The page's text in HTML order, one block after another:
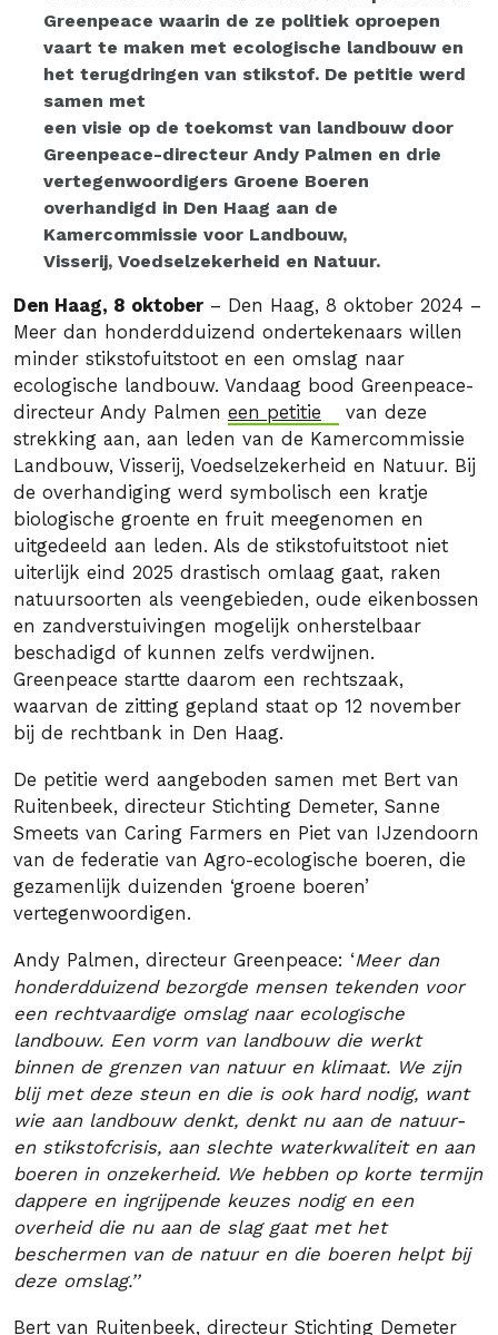
Greenpeace waarin de ze politiek oproepen
vaart te maken met ecologische landbouw en
het terugdringen van stikstof. De petitie werd
samen met
een visie op de toekomst van landbouw door
Greenpeace-directeur Andy Palmen en drie
vertegenwoordigers Groene Boeren
overhandigd in Den Haag aan de
Kamercommissie voor Landbouw,
Visserij, Voedselzekerheid en Natuur.
Den Haag, 8 oktober – Den Haag, 8 oktober 2024 –
Meer dan honderdduizend ondertekenaars willen
minder stikstofuitstoot en een omslag naar
ecologische landbouw. Vandaag bood Greenpeace-
directeur Andy Palmen een petitie
van deze
strekking aan, aan leden van de Kamercommissie
Landbouw, Visserij, Voedselzekerheid en Natuur. Bij
de overhandiging werd symbolisch een kratje
biologische groente en fruit meegenomen en
uitgedeeld aan leden. Als de stikstofuitstoot niet
uiterlijk eind 2025 drastisch omlaag gaat, raken
natuursoorten als veengebieden, oude eikenbossen
en zandverstuivingen mogelijk onherstelbaar
beschadigd of kunnen zelfs verdwijnen.
Greenpeace startte daarom een rechtszaak,
waarvan de zitting gepland staat op 12 november
bij de rechtbank in Den Haag.
De petitie werd aangeboden samen met Bert van
Ruitenbeek, directeur Stichting Demeter, Sanne
Smeets van Caring Farmers en Piet van IJzendoorn
van de federatie van Agro-ecologische boeren, die
gezamenlijk duizenden ‘groene boeren’
vertegenwoordigen.
Andy Palmen, directeur Greenpeace: ‘Meer dan
honderdduizend bezorgde mensen tekenden voor
een rechtvaardige omslag naar ecologische
landbouw. Een vorm van landbouw die werkt
binnen de grenzen van natuur en klimaat. We zijn
blij met deze steun en die is ook hard nodig, want
wie aan landbouw denkt, denkt nu aan de natuur-
en stikstofcrisis, aan slechte waterkwaliteit en aan
boeren in onzekerheid. We hebben op korte termijn
dappere eningrijpende keuzes nodig en een
overheid die nu aan de slag gaat met het
beschermen van de natuur en die boeren helpt bij
deze omslag.’’
Bert van Ruitenbeek, directeur Stichting Demeter